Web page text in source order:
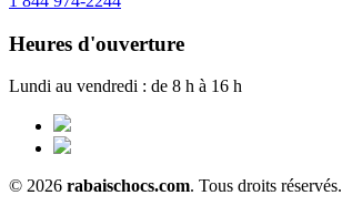
Heures d'ouverture
Lundi au vendredi : de 8 h à 16 h
© 2026 rabaischocs.com. Tous droits réservés.